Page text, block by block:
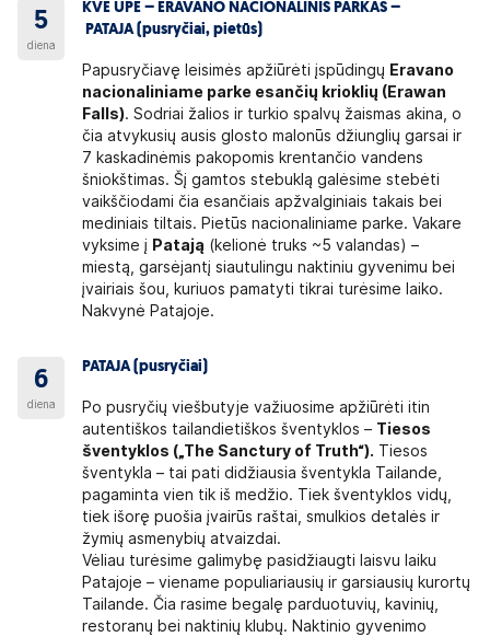
5
diena
KVĖ UPĖ – ERAVANO NACIONALINIS PARKAS –
PATAJA (pusryčiai, pietūs)
Papusryčiavę leisimės apžiūrėti įspūdingų Eravano
nacionaliniame parke esančių krioklių (Erawan
Falls). Sodriai žalios ir turkio spalvų žaismas akina, o
čia atvykusių ausis glosto malonūs džiunglių garsai ir
7 kaskadinėmis pakopomis krentančio vandens
šniokštimas. Šį gamtos stebuklą galėsime stebėti
vaikščiodami čia esančiais apžvalginiais takais bei
mediniais tiltais. Pietūs nacionaliniame parke. Vakare
vyksime į Patają (kelionė truks ~5 valandas) –
miestą, garsėjantį siautulingu naktiniu gyvenimu bei
įvairiais šou, kuriuos pamatyti tikrai turėsime laiko.
Nakvynė Patajoje.
6
diena
PATAJA (pusryčiai)
Po pusryčių viešbutyje važiuosime apžiūrėti itin
autentiškos tailandietiškos šventyklos – Tiesos
šventyklos ( „The Sanctury of Truth“). Tiesos
šventykla – tai pati didžiausia šventykla Tailande,
pagaminta vien tik iš medžio. Tiek šventyklos vidų,
tiek išorę puošia įvairūs raštai, smulkios detalės ir
žymių asmenybių atvaizdai.
Vėliau turėsime galimybę pasidžiaugti laisvu laiku
Patajoje – viename populiariausių ir garsiausių kurortų
Tailande. Čia rasime begalę parduotuvių, kavinių,
restoranų bei naktinių klubų. Naktinio gyvenimo